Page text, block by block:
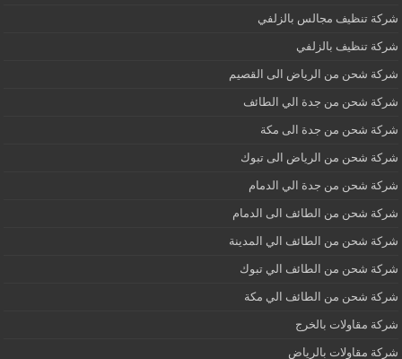
شركة تنظيف مجالس بالزلفي
شركة تنظيف بالزلفي
شركة شحن من الرياض الى القصيم
شركة شحن من جدة الي الطائف
شركة شحن من جدة الى مكة
شركة شحن من الرياض الى تبوك
شركة شحن من جدة الي الدمام
شركة شحن من الطائف الى الدمام
شركة شحن من الطائف الي المدينة
شركة شحن من الطائف الي تبوك
شركة شحن من الطائف الي مكة
شركة مقاولات بالخرج
شركة مقاولات بالرياض